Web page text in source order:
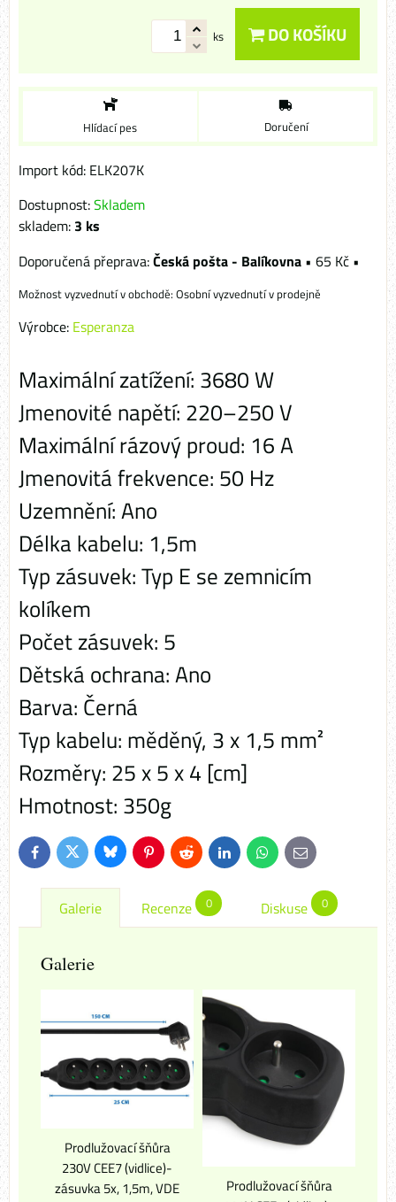
ks DO KOŠÍKU
Hlídací pes Doručení
Import kód: ELK207K
Dostupnost:Skladem
skladem: 3 ks
Česká pošta - Balíkovna • 65 Kč •
Osobní vyzvednutí v prodejně
Výrobce: Esperanza
Maximální zatížení: 3680 W
Jmenovité napětí: 220–250 V
Maximální rázový proud: 16 A
Jmenovitá frekvence: 50 Hz
Uzemnění: Ano
Délka kabelu: 1,5m
Typ zásuvek: Typ E se zemnicím
kolíkem
Počet zásuvek: 5
Dětská ochrana: Ano
Barva: Černá
Typ kabelu: měděný, 3 x 1,5 mm²
Rozměry: 25 x 5 x 4 [cm]
Hmotnost: 350g
FacebookTwitterBlueskyPinterestReddit LinkedInWhatsApp
E-
mail
Galerie Recenze 0 Diskuse 0
Galerie
Prodlužovací šňůra
230V CEE7 (vidlice)-
zásuvka 5x, 1,5m, VDE
Prodlužovací šňůra